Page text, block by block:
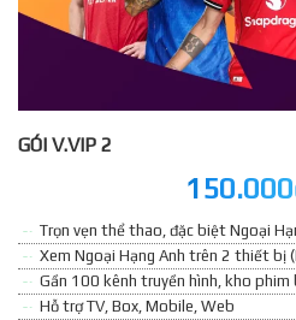
GÓI V.VIP 2
Trọn vẹn thể thao, đặc biệt Ngoại
Xem Ngoại Hạng Anh trên 2 thiết bị
Gần 100 kênh truyền hình, kho phim
Hỗ trợ TV, Box, Mobile, Web